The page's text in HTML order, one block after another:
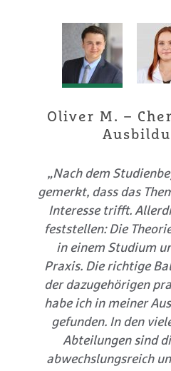
Oliver M. –
„Nach dem
gemerkt, dass das
Interesse trifft.
feststellen: Die
in einem Studium
Praxis. Die richtige
der dazugehörigen
habe ich in meiner
gefunden. In den
Abteilungen sind
abwechslungsreich